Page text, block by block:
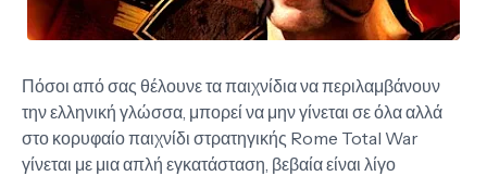
Πόσοι από σας θέλουνε τα παιχνίδια να περιλαμβάνουν
την ελληνική γλώσσα, μπορεί να μην γίνεται σε όλα αλλά
στο κορυφαίο παιχνίδι στρατηγικής Rome Total War
γίνεται με μια απλή εγκατάσταση, βεβαία είναι λίγο